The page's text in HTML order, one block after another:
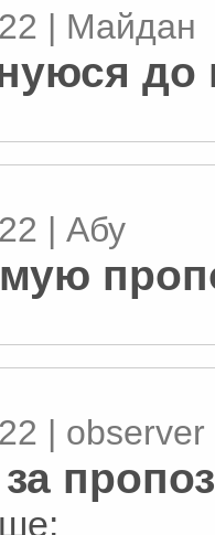
| Майдан
до
| Абу
| observеr